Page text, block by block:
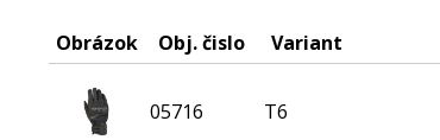
Obrázok Obj. čislo Variant
05716 T6